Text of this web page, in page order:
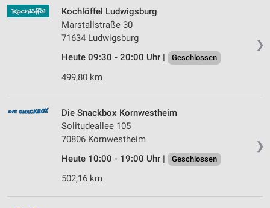
❯
Kochlöffel Ludwigsburg
Marstallstraße 30
71634 Ludwigsburg
Heute 09:30 - 20:00 Uhr |
Geschlossen
499,80 km
❯
Die Snackbox Kornwestheim
Solitudeallee 105
70806 Kornwestheim
Heute 10:00 - 19:00 Uhr |
Geschlossen
502,16 km